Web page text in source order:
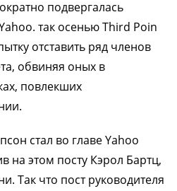
подвергалась
так осенью Third Poin
отставить ряд членов
обвиняя оных в
повлекших
стал во главе Yahoo
на этом посту Кэрол Бартц,
Так что пост руководителя